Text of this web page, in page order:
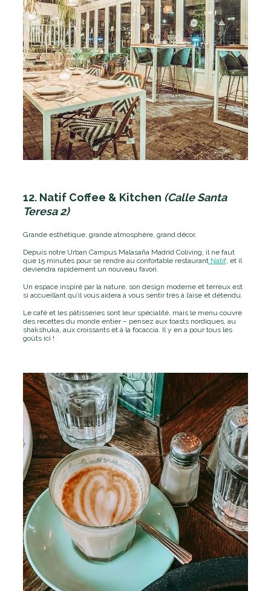
12. Natif Coffee & Kitchen (Calle Santa
Teresa 2)
Grande esthétique, grande atmosphère, grand décor.
Depuis notre Urban Campus Malasaña Madrid Coliving, il ne faut
que 15 minutes pour se rendre au confortable restaurantNatif, et il
deviendra rapidement un nouveau favori.
Un espace inspiré par la nature, son design moderne et terreux est
si accueillant qu’il vous aidera à vous sentir très à l’aise et détendu.
Le café et les pâtisseries sont leur spécialité, mais le menu couvre
des recettes du monde entier – pensez aux toasts nordiques, au
shakshuka, aux croissants et à la focaccia. Il y en a pour tous les
goûts ici !